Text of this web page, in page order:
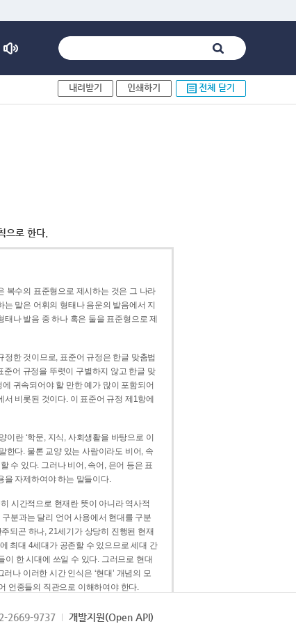
내려받기 인쇄하기 전체 닫기
으로 한다.
복수의 표준형으로 제시하는 것은 그 나라
말은 어휘의 형태나 음운의 발음에서 지
나 발음 중 하나 혹은 둘을 표준형으로 제
한 것이므로, 표준어 규정은 한글 맞춤법
어 규정을 뚜렷이 구별하지 않고 한글 맞
귀속되어야 할 만한 예가 많이 포함되어
비롯된 것이다. 이 표준어 규정 제1항에
란 ‘학문, 지식, 사회생활을 바탕으로 이
한다. 물론 교양 있는 사람이라도 비어, 속
수 있다. 그러나 비어, 속어, 은어 등은 표
을 자제하여야 하는 말들이다.
시간적으로 현재란 뜻이 아니라 역사적
분과는 달리 언어 사용에서 현대를 구분
되곤 하나, 21세기가 상당히 진행된 현재
최대 4세대가 공존할 수 있으므로 세대 간
한 시대에 쓰일 수 있다. 그러므로 현대
나 이러한 시간 인식은 ‘현대’ 개념의 모
언중들의 직관으로 이해하여야 한다.
성격을 가장 크게 드러내 주는 기준이다.
2669-9737 개발지원(Open API)